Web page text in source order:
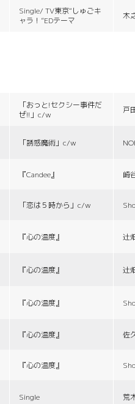
Single/ TV東京“しゅごキ
ャラ！”EDテーマ
木
「おっと!セクシー事件だ
ぜ!!」c/w
戸
「誘惑魔術」c/w
『Candee』 崎
「恋は５時から」c/w
『心の温度』 辻
『心の温度』 辻
『心の温度』
『心の温度』 佐
『心の温度』
Single 荒